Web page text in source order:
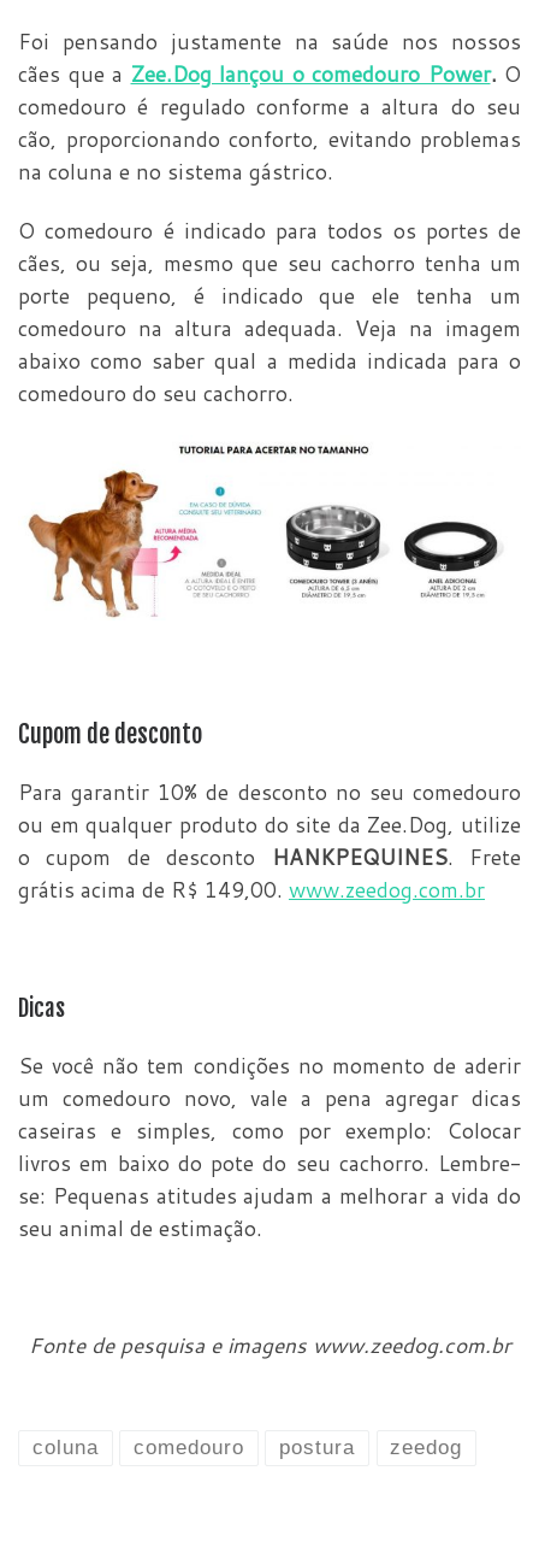
Foi pensando justamente na saúde nos nossos
cães que a Zee.Dog lançou o comedouro Power. O
comedouro é regulado conforme a altura do seu
cão, proporcionando conforto, evitando problemas
na coluna e no sistema gástrico.
O comedouro é indicado para todos os portes de
cães, ou seja, mesmo que seu cachorro tenha um
porte pequeno, é indicado que ele tenha um
comedouro na altura adequada. Veja na imagem
abaixo como saber qual a medida indicada para o
comedouro do seu cachorro.
Cupom de desconto
Para garantir 10% de desconto no seu comedouro
ou em qualquer produto do site da Zee.Dog, utilize
o cupom de desconto HANKPEQUINES. Frete
grátis acima de R$ 149,00. www.zeedog.com.br
Dicas
Se você não tem condições no momento de aderir
um comedouro novo, vale a pena agregar dicas
caseiras e simples, como por exemplo: Colocar
livros em baixo do pote do seu cachorro. Lembre-
se: Pequenas atitudes ajudam a melhorar a vida do
seu animal de estimação.
Fonte de pesquisa e imagens www.zeedog.com.br
coluna comedouro postura zeedog